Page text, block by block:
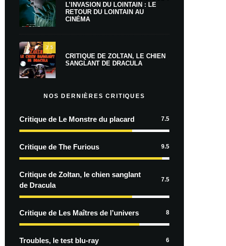
L’INVASION DU LOINTAIN : LE
RETOUR DU LOINTAIN AU
CINÉMA
7.5
CRITIQUE DE ZOLTAN, LE CHIEN
SANGLANT DE DRACULA
NOS DERNIÈRES CRITIQUES
Critique de Le Monstre du placard 7.5
Critique de The Furious 9.5
Critique de Zoltan, le chien sanglant
de Dracula
7.5
Critique de Les Maîtres de l’univers 8
Troubles, le test blu-ray 6